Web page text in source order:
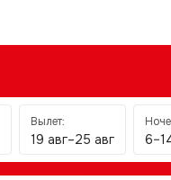
Вылет:
19 авг–25 авг